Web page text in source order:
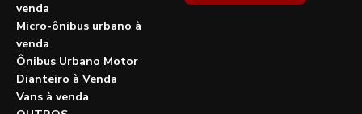
venda
Micro-ônibus urbano à
venda
Ônibus Urbano Motor
Dianteiro à Venda
Vans à venda